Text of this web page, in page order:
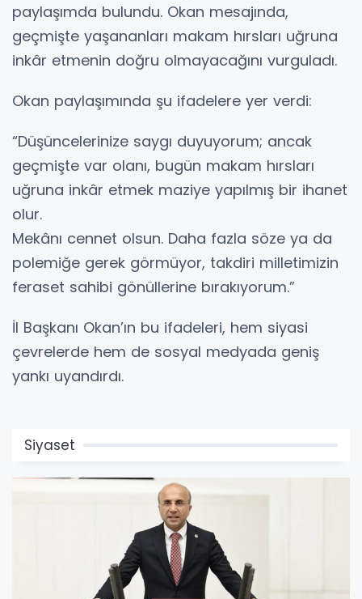
paylaşımda bulundu. Okan mesajında,
geçmişte yaşananları makam hırsları uğruna
inkâr etmenin doğru olmayacağını vurguladı.
Okan paylaşımında şu ifadelere yer verdi:
“Düşüncelerinize saygı duyuyorum; ancak
geçmişte var olanı, bugün makam hırsları
uğruna inkâr etmek maziye yapılmış bir ihanet
olur.
Mekânı cennet olsun. Daha fazla söze ya da
polemiğe gerek görmüyor, takdiri milletimizin
feraset sahibi gönüllerine bırakıyorum.”
İl Başkanı Okan’ın bu ifadeleri, hem siyasi
çevrelerde hem de sosyal medyada geniş
yankı uyandırdı.
Siyaset